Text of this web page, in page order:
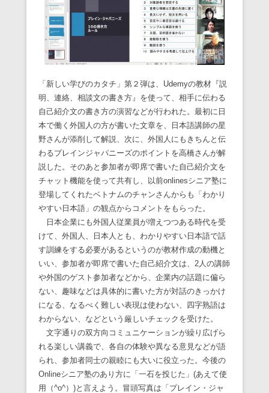
「新しい学びのカタチ」第２弾は、Udemyの教材『説
明、連絡、相談文の書き方』を使って、相手に伝わる
自己紹介文の書き方の演習などが行われた。最初に日
本で働く外国人の方が書いた文章を、日本語講師の星
野さんが添削して解説、次に、外国人にもきちんと伝
わるプレインジャパニーズのポイントを高橋さんが解
説した。そのあと参加者が即席で書いた自己紹介文を
チャット機能を使って共有し、以前onlinesシニア塾に
登場してくれたベトナムのチャンさんからも「わかり
やすい日本語」の観点からコメントをもらった。
日本企業にも外国人従業員が増えつつある時代を受
けて、外国人、日本人とも、わかりやすい日本語で話
す訓練をする必要があるというのが教材作成の動機と
いい、参加者が即席で書いた自己紹介文は、2人の講師
や外国のゲスト参加者などから、企業内の話題に偏ら
ない、趣味などは具体的に書いた方が対話のきっかけ
になる、なるべく難しい表現は使わない、四字熟語は
わからない、などという厳しいチェックを受けた。
文字通りの双方向コミュニケーションが繰り広げら
れる楽しい講義で、各自の体験や異なる意見などが語
られ、参加者同士の親睦にも大いに役立った。今後の
Onlineシニア塾のあり方に「一石を投じた」(あえて使
用（^o^）)と言えよう。冒頭写真は「プレイン・ジャ